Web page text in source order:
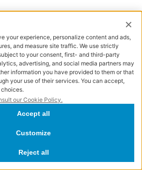
ACQUISTI
6 – 20154 Milano – Cod. Fisc. e P.IVA IT04572300962 -